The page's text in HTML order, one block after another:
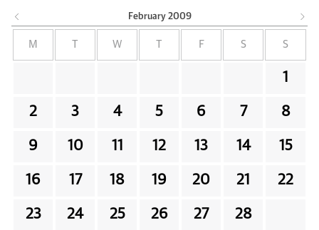
February 2009
M W F S S
1
2 3 4 5 6 7 8
9 10 11 12 13 14 15
16 17 18 19 20 21 22
23 24 25 26 27 28